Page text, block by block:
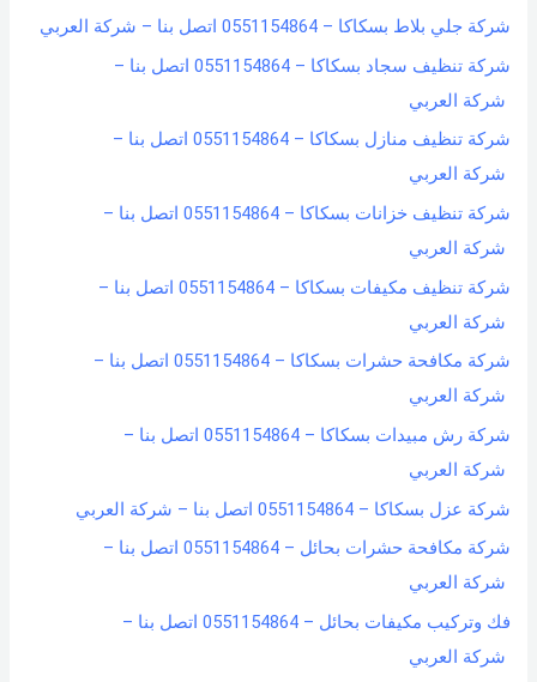
شركة جلي بلاط بسكاكا – 0551154864 اتصل بنا – شركة العربي
شركة تنظيف سجاد بسكاكا – 0551154864 اتصل بنا –
شركة العربي
شركة تنظيف منازل بسكاكا – 0551154864 اتصل بنا –
شركة العربي
شركة تنظيف خزانات بسكاكا – 0551154864 اتصل بنا –
شركة العربي
شركة تنظيف مكيفات بسكاكا – 0551154864 اتصل بنا –
شركة العربي
شركة مكافحة حشرات بسكاكا – 0551154864 اتصل بنا –
شركة العربي
شركة رش مبيدات بسكاكا – 0551154864 اتصل بنا –
شركة العربي
شركة عزل بسكاكا – 0551154864 اتصل بنا – شركة العربي
شركة مكافحة حشرات بحائل – 0551154864 اتصل بنا –
شركة العربي
فك وتركيب مكيفات بحائل – 0551154864 اتصل بنا –
شركة العربي